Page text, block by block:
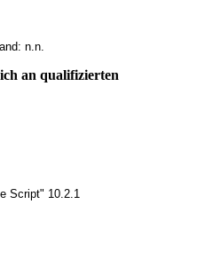
n.n.
an qualifizierten
Script" 10.2.1